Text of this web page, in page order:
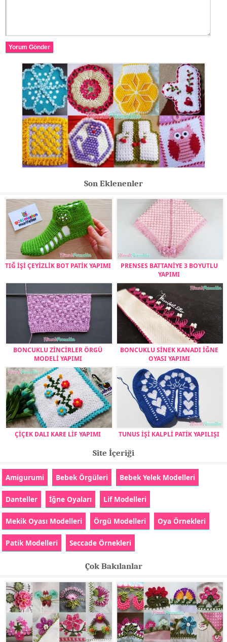
Yorum Gönder
Son Eklenenler
TIĞ İŞİ ÇEYİZLİK BOT PATİK YAPIMI
PRENSES BATTANİYE 3 BOYUTLU
YAPIMI
BONCUKLU ZİNCİRLER ÖRGÜ
MODELİ YAPIMI
BONCUKLU SİNEK KANADI İĞNE
OYASI YAPIMI
ÇİÇEK DALI KARE LİF YAPIMI TUNUS İŞİ KALPLİ PATİK YAPILIŞI
Site İçeriği
Amigurumi Bebek Örgüleri Bebek Yelek Modelleri
Danteller İğne Oyaları Lif Modelleri
Mekik Oyası Modelleri Örgü Modelleri Oya Örnekleri
Patik Modelleri Seccade Örnekleri
Çok Bakılanlar